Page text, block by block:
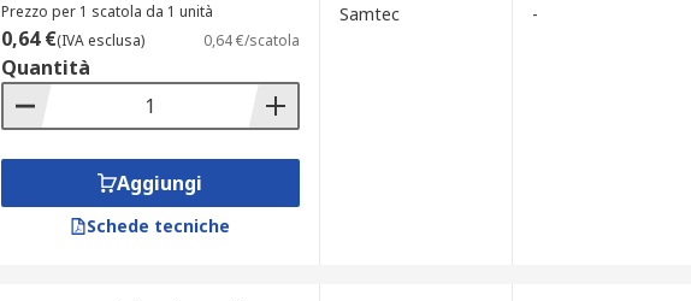
Prezzo per 1 scatola da 1 unità
0,64 €(IVA esclusa) 0,64 €/scatola
Quantità
Aggiungi
Schede tecniche
Samtec -